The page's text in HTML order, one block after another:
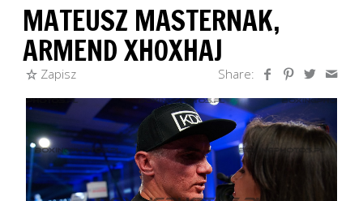
MATEUSZ MASTERNAK,
ARMEND XHOXHAJ
Zapisz Share: